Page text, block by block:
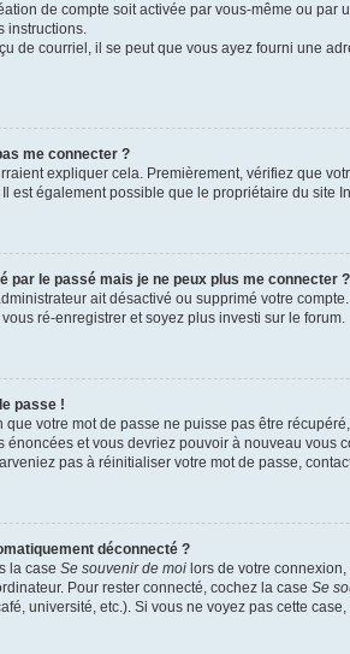
de compte soit activée par vous-même ou par
instructions.
de courriel, il se peut que vous ayez fourni une
me connecter ?
expliquer cela. Premièrement, vérifiez que
est également possible que le propriétaire du site
par le passé mais je ne peux plus me connecter
ait désactivé ou supprimé votre
ré-enregistrer et soyez plus investi sur le forum.
passe !
que votre mot de passe ne puisse pas être
énoncées et vous devriez pouvoir à nouveau vous
pas à réinitialiser votre mot de passe,
déconnecté ?
la case Se souvenir de moi lors de votre
Pour rester connecté, cochez la case Se
université, etc.). Si vous ne voyez pas cette